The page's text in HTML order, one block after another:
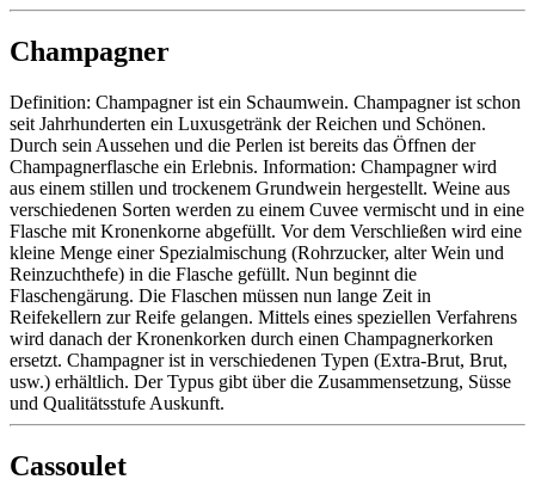
Champagner
Definition: Champagner ist ein Schaumwein. Champagner ist schon
seit Jahrhunderten ein Luxusgetränk der Reichen und Schönen.
Durch sein Aussehen und die Perlen ist bereits das Öffnen der
Champagnerflasche ein Erlebnis. Information: Champagner wird
aus einem stillen und trockenem Grundwein hergestellt. Weine aus
verschiedenen Sorten werden zu einem Cuvee vermischt und in eine
Flasche mit Kronenkorne abgefüllt. Vor dem Verschließen wird eine
kleine Menge einer Spezialmischung (Rohrzucker, alter Wein und
Reinzuchthefe) in die Flasche gefüllt. Nun beginnt die
Flaschengärung. Die Flaschen müssen nun lange Zeit in
Reifekellern zur Reife gelangen. Mittels eines speziellen Verfahrens
wird danach der Kronenkorken durch einen Champagnerkorken
ersetzt. Champagner ist in verschiedenen Typen (Extra-Brut, Brut,
usw.) erhältlich. Der Typus gibt über die Zusammensetzung, Süsse
und Qualitätsstufe Auskunft.
Cassoulet